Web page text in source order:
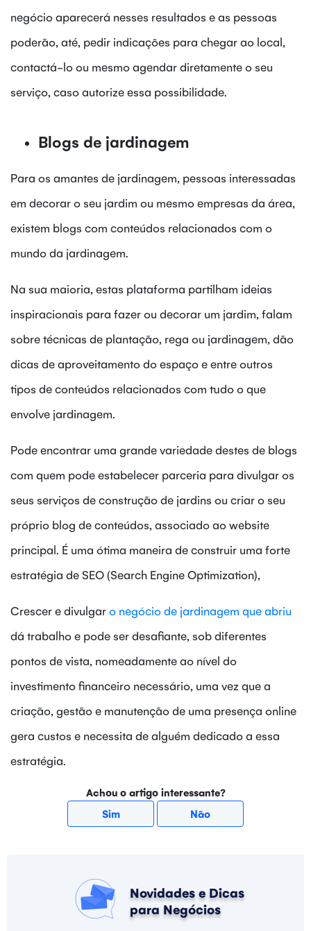
negócio aparecerá nesses resultados e as pessoas
poderão, até, pedir indicações para chegar ao local,
contactá-lo ou mesmo agendar diretamente o seu
serviço, caso autorize essa possibilidade.
Blogs de jardinagem
Para os amantes de jardinagem, pessoas interessadas
em decorar o seu jardim ou mesmo empresas da área,
existem blogs com conteúdos relacionados com o
mundo da jardinagem.
Na sua maioria, estas plataforma partilham ideias
inspiracionais para fazer ou decorar um jardim, falam
sobre técnicas de plantação, rega ou jardinagem, dão
dicas de aproveitamento do espaço e entre outros
tipos de conteúdos relacionados com tudo o que
envolve jardinagem.
Pode encontrar uma grande variedade destes de blogs
com quem pode estabelecer parceria para divulgar os
seus serviços de construção de jardins ou criar o seu
próprio blog de conteúdos, associado ao website
principal. É uma ótima maneira de construir uma forte
estratégia de SEO (Search Engine Optimization),
Crescer e divulgaro negócio de jardinagem que abriu
dá trabalho e pode ser desafiante, sob diferentes
pontos de vista, nomeadamente ao nível do
investimento financeiro necessário, uma vez que a
criação, gestão e manutenção de uma presença online
gera custos e necessita de alguém dedicado a essa
estratégia.
Achou o artigo interessante?
Sim
Não
Novidades e Dicas
para Negócios